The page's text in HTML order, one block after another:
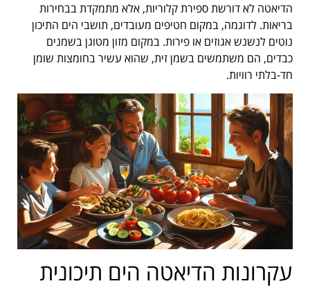
הדיאטה לא דורשת ספירת קלוריות, אלא מתמקדת בבחירות
בריאות. לדוגמה, במקום חטיפים מעובדים, תושבי הים התיכון
נוטים לנשנש אגוזים או פירות. במקום מזון מטוגן בשמנים
כבדים, הם משתמשים בשמן זית, שהוא עשיר בחומצות שומן
חד-בלתי רוויות.
עקרונות הדיאטה הים תיכונית